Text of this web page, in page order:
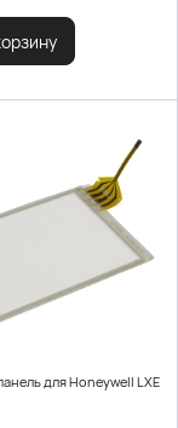
для Honeywell LXE